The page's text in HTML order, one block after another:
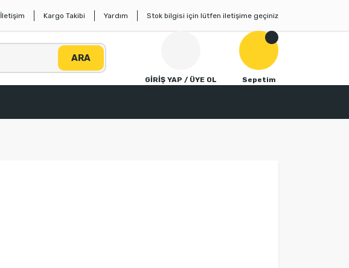
İletişim Kargo Takibi Yardım Stok bilgisi için lütfen iletişime geçiniz
ARA
GİRİŞ YAP / ÜYE OL Sepetim